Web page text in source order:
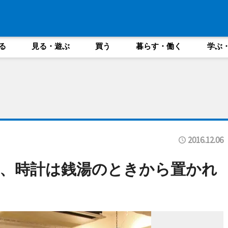
見る・遊ぶ 買う 暮らす・働く 学ぶ
2016.12.06
時計は銭湯のときから置かれ